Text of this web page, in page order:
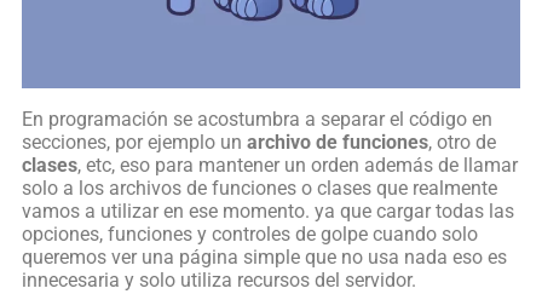
En programación se acostumbra a separar el código en
secciones, por ejemplo un archivo de funciones, otro de
clases, etc, eso para mantener un orden además de llamar
solo a los archivos de funciones o clases que realmente
vamos a utilizar en ese momento. ya que cargar todas las
opciones, funciones y controles de golpe cuando solo
queremos ver una página simple que no usa nada eso es
innecesaria y solo utiliza recursos del servidor.